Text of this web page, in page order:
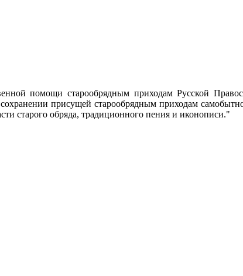
помощи старообрядным приходам Русской
присущей старообрядным приходам
старого обряда, традиционного пения и иконописи."